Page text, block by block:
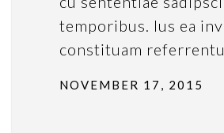
temporibus. Ius ea
constituam
NOVEMBER 17, 2015